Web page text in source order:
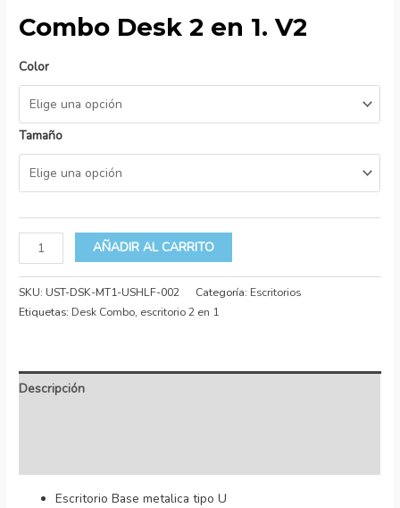
Combo Desk 2 en 1. V2
Color
Tamaño
AÑADIR AL CARRITO
SKU: UST-DSK-MT1-USHLF-002 Categoría: Escritorios
Etiquetas: Desk Combo, escritorio 2 en 1
Descripción
Escritorio Base metalica tipo U